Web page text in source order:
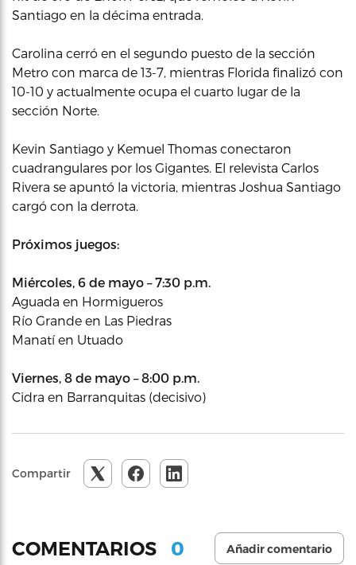
Santiago en la décima entrada.
Carolina cerró en el segundo puesto de la sección
Metro con marca de 13-7, mientras Florida finalizó con
10-10 y actualmente ocupa el cuarto lugar de la
sección Norte.
Kevin Santiago y Kemuel Thomas conectaron
cuadrangulares por los Gigantes. El relevista Carlos
Rivera se apuntó la victoria, mientras Joshua Santiago
cargó con la derrota.
Próximos juegos:
Miércoles, 6 de mayo – 7:30 p.m.
Aguada en Hormigueros
Río Grande en Las Piedras
Manatí en Utuado
Viernes, 8 de mayo – 8:00 p.m.
Cidra en Barranquitas (decisivo)
Compartir
COMENTARIOS 0 Añadir comentario